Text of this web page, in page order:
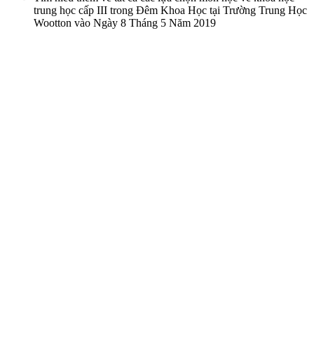
trung học cấp III trong Đêm Khoa Học tại Trường Trung Học
Wootton vào Ngày 8 Tháng 5 Năm 2019